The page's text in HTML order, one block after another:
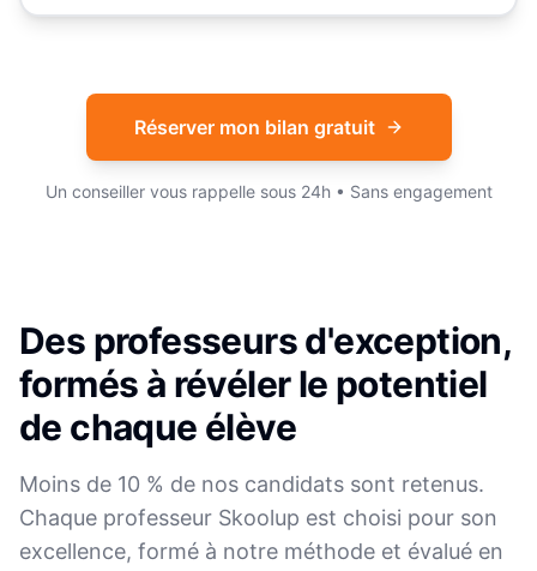
Réserver mon bilan gratuit
Un conseiller vous rappelle sous 24h • Sans engagement
Des professeurs d'exception,
formés à révéler le potentiel
de chaque élève
Moins de 10 % de nos candidats sont retenus.
Chaque professeur Skoolup est choisi pour son
excellence, formé à notre méthode et évalué en